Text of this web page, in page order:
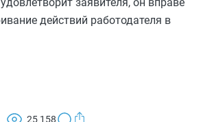
заявителя, он вправе
действий работодателя в
25 158